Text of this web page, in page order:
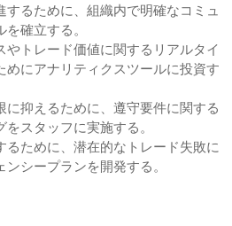
するために、組織内で明確なコミュ
確立する。
やトレード価値に関するリアルタイ
めにアナリティクスツールに投資す
に抑えるために、遵守要件に関する
スタッフに実施する。
るために、潜在的なトレード失敗に
シープランを開発する。